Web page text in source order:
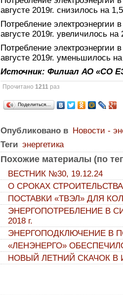
августе 2019г. снизилось на
Потребление электроэнергии
августе 2019г. увеличилось на
Потребление электроэнергии
августе 2019г. уменьшилось
Источник: Филиал АО «СО
Прочитано1211 раз
Поделиться…
Опубликовано в Новости -
Теги энергетика
Похожие материалы (по
ВЕСТНИК №30, 19.12.24
О СРОКАХ
ПОСТАВКИ «ТВЭЛ» ДЛЯ
ЭНЕРГОПОТРЕБЛЕНИЕ В
2018 г.
ЭНЕРГОПОДКЛЮЧЕНИЕ В
«ЛЕНЭНЕРГО»
НОВЫЙ ЛЕТНИЙ СКАЧОК В